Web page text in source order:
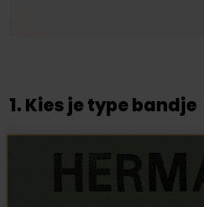
1. Kies je type bandje